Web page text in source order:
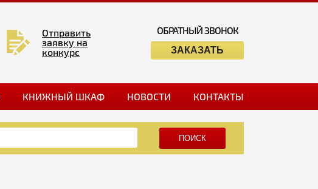
Отправить
заявку на
конкурс
ОБРАТНЫЙ ЗВОНОК
ЗАКАЗАТЬ
КНИЖНЫЙ ШКАФ НОВОСТИ КОНТАКТЫ
ПОИСК